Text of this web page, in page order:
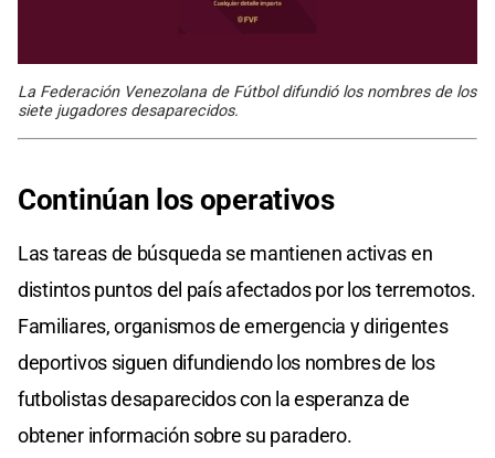
La Federación Venezolana de Fútbol difundió los nombres de los
siete jugadores desaparecidos.
Continúan los operativos
Las tareas de búsqueda se mantienen activas en
distintos puntos del país afectados por los terremotos.
Familiares, organismos de emergencia y dirigentes
deportivos siguen difundiendo los nombres de los
futbolistas desaparecidos con la esperanza de
obtener información sobre su paradero.